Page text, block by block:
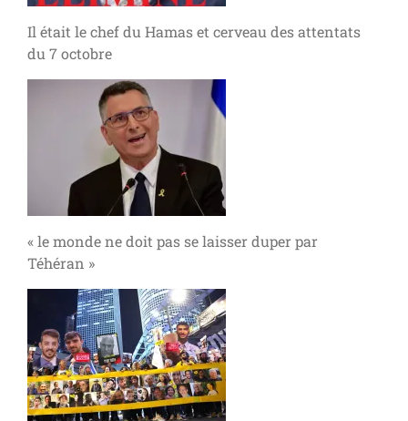
Il était le chef du Hamas et cerveau des attentats
du 7 octobre
« le monde ne doit pas se laisser duper par
Téhéran »